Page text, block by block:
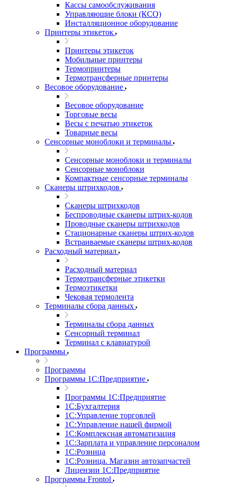
Кассы самообслуживания
Управляющие блоки (КСО)
Инсталляционное оборудование
Принтеры этикеток
Принтеры этикеток
Мобильные принтеры
Термопринтеры
Термотрансферные принтеры
Весовое оборудование
Весовое оборудование
Торговые весы
Весы с печатью этикеток
Товарные весы
Сенсорные моноблоки и терминалы
Сенсорные моноблоки и терминалы
Сенсорные моноблоки
Компактные сенсорные терминалы
Сканеры штрихкодов
Сканеры штрихкодов
Беспроводные сканеры штрих-кодов
Проводные сканеры штрихкодов
Стационарные сканеры штрих-кодов
Встраиваемые сканеры штрих-кодов
Расходный материал
Расходный материал
Термотрансферные этикетки
Термоэтикетки
Чековая термолента
Терминалы сбора данных
Терминалы сбора данных
Сенсорный терминал
Терминал с клавиатурой
Программы
Программы
Программы 1С:Предприятие
Программы 1С:Предприятие
1С:Бухгалтерия
1С:Управление торговлей
1С:Управление нашей фирмой
1С:Комплексная автоматизация
1С:Зарплата и управление персоналом
1С:Розница
1С:Розница. Магазин автозапчастей
Лицензии 1С:Предприятие
Программы Frontol